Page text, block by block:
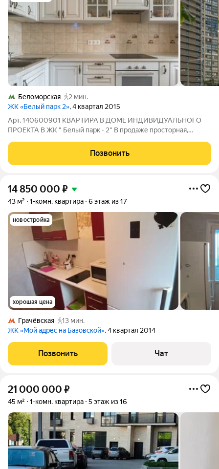
Беломорская
2 мин.
ЖК «Белый парк 2», 4 квартал 2015
Арт. 140600901 КВАРТИРА В ДОМЕ ИНДИВИДУАЛЬНОГО
ПРОЕКТА В ЖК " Белый парк - 2" В продаже просторная,
Беломорская в современном монолитном доме 2015 года
постройки! Отличный вариант для
Позвонить
14 850 000 ₽
43 м² 1-комн. квартира 6 этаж из 17
новостройка
хорошая цена
Грачёвская
13 мин.
ЖК «Мой адрес на Базовской», 4 квартал 2014
Позвонить Чат
21 000 000 ₽
45 м² 1-комн. квартира 5 этаж из 16